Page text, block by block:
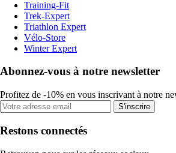
Training-Fit
Trek-Expert
Triathlon Expert
Vélo-Store
Winter Expert
Abonnez-vous à notre newsletter
Profitez de -10% en vous inscrivant à notre
S'inscrire
Restons connectés